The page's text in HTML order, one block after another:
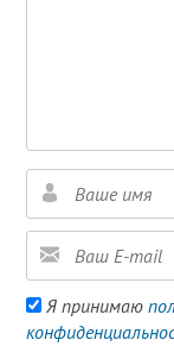
Я принимаю